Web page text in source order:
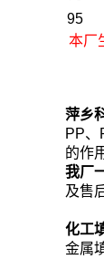
95
本厂
萍乡
PP、
的作
我厂
及售
化工
金属